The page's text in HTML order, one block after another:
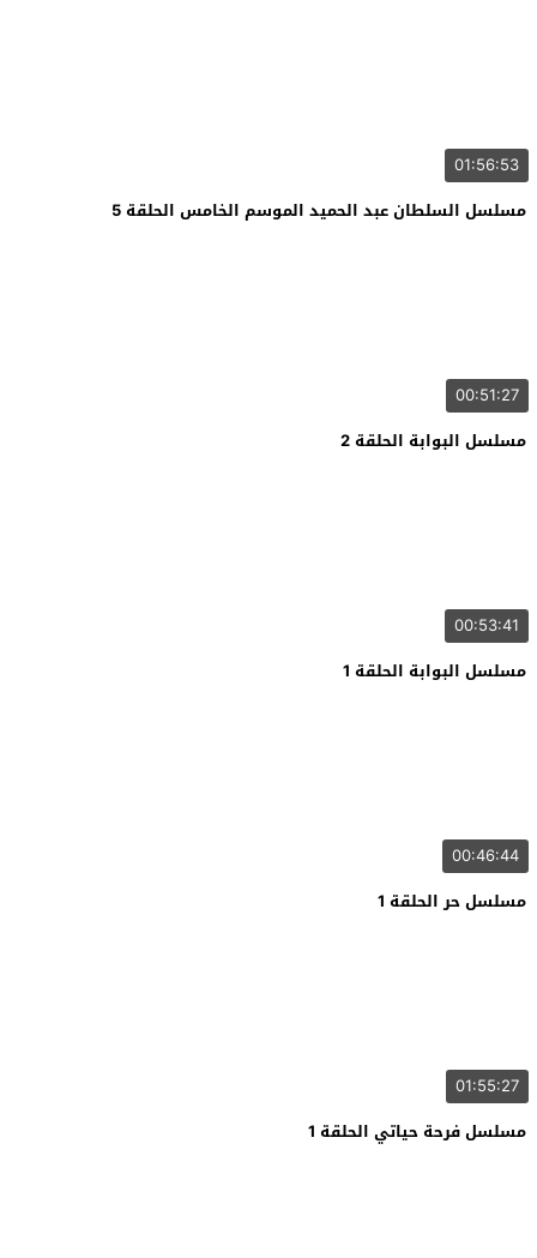
01:56:53
مسلسل السلطان عبد الحميد الموسم الخامس الحلقة 5
00:51:27
مسلسل البوابة الحلقة 2
00:53:41
مسلسل البوابة الحلقة 1
00:46:44
مسلسل حر الحلقة 1
01:55:27
مسلسل فرحة حياتي الحلقة 1